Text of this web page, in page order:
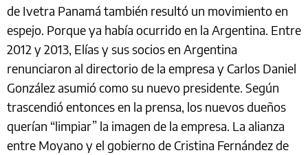
de Ivetra Panamá también resultó un movimiento en
espejo. Porque ya había ocurrido en la Argentina. Entre
2012 y 2013, Elías y sus socios en Argentina
renunciaron al directorio de la empresa y Carlos Daniel
González asumió como su nuevo presidente. Según
trascendió entonces en la prensa, los nuevos dueños
querían “limpiar” la imagen de la empresa. La alianza
entre Moyano y el gobierno de Cristina Fernández de